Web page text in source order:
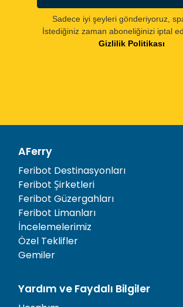
Sadece iyi şeyleri gönderiyoruz,
İstediğiniz zaman aboneliğinizi iptal
Gizlilik Politikası
AFerry
Feribot Destinasyonları
Feribot Şirketleri
Feribot Güzergahları
Feribot Limanları
İncelemelerimiz
Özel Teklifler
Gemiler
Yardım ve Faydalı Bilgiler